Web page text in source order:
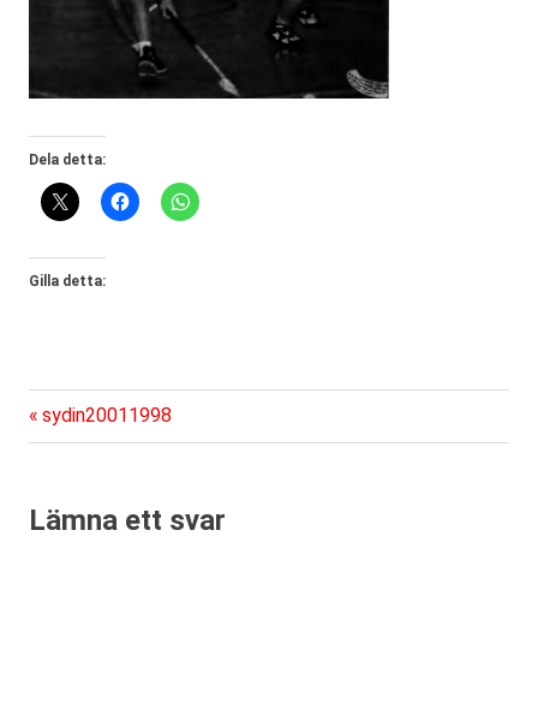
Dela detta:
Gilla detta:
Inläggsnavigering
Föregående
inlägg:
sydin20011998
Lämna ett svar